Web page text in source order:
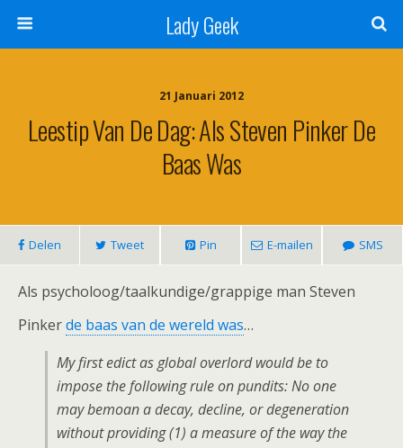
Lady Geek
21 Januari 2012
Leestip Van De Dag: Als Steven Pinker De
Baas Was
Delen Tweet Pin E-mailen SMS
Als psycholoog/taalkundige/grappige man Steven
Pinkerde baas van de wereld was…
My first edict as global overlord would be to
impose the following rule on pundits: No one
may bemoan a decay, decline, or degeneration
without providing (1) a measure of the way the